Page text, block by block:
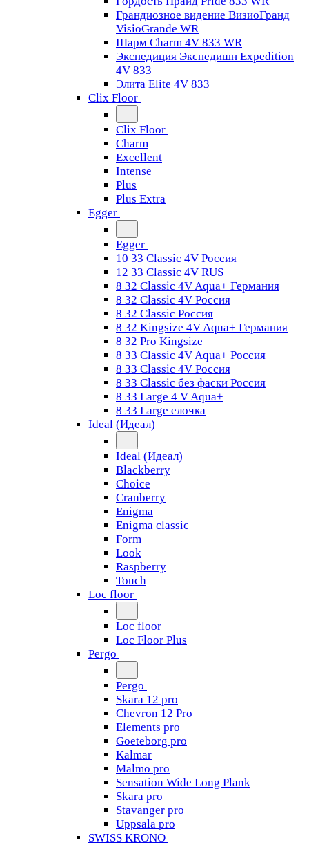
Грандиозное видение ВизиоГранд
VisioGrande WR
Шарм Charm 4V 833 WR
Экспедиция Экспедишн Expedition
4V 833
Элита Elite 4V 833
Clix Floor
Clix Floor
Charm
Excellent
Intense
Plus
Plus Extra
Egger
Egger
10 33 Classic 4V Россия
12 33 Classic 4V RUS
8 32 Classic 4V Aqua+ Германия
8 32 Classic 4V Россия
8 32 Classic Россия
8 32 Kingsize 4V Aqua+ Германия
8 32 Pro Kingsize
8 33 Classic 4V Aqua+ Россия
8 33 Classic 4V Россия
8 33 Classic без фаски Россия
8 33 Large 4 V Aqua+
8 33 Large елочка
Ideal (Идеал)
Ideal (Идеал)
Blackberry
Choice
Cranberry
Enigma
Enigma classic
Form
Look
Raspberry
Touch
Loc floor
Loc floor
Loc Floor Plus
Pergo
Pergo
Skara 12 pro
Chevron 12 Pro
Elements pro
Goeteborg pro
Kalmar
Malmo pro
Sensation Wide Long Plank
Skara pro
Stavanger pro
Uppsala pro
SWISS KRONO